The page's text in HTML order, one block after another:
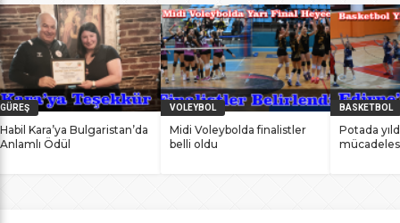
başarılarına yenilerini ekledi. İstanbul Ataköy’de 11-12 Mart
2017 tarihlerinde düzenlenen Masterlar […]
GÜREŞ
Habil Kara’ya Bulgaristan’da
Anlamlı Ödül
VOLEYBOL
Midi Voleybolda finalistler
belli oldu
BASKETBOL
Potada